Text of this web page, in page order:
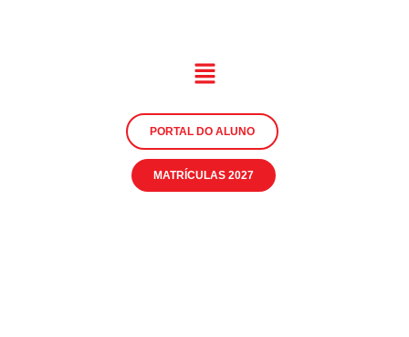
PORTAL DO ALUNO
MATRÍCULAS 2027